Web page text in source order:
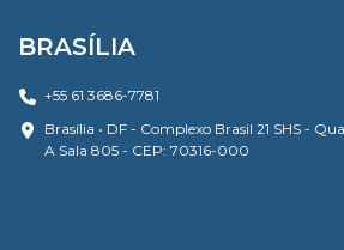
BRASÍLIA
+55 61 3686-7781
Brasília • DF - Complexo Brasil 21 SHS -
A Sala 805 - CEP: 70316-000